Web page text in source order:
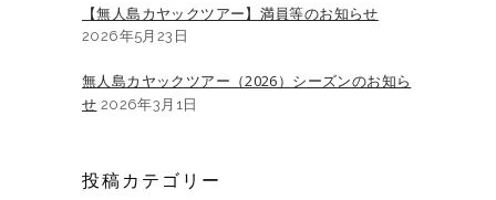
【無人島カヤックツアー】満員等のお知らせ
2026年5月23日
無人島カヤックツアー（2026）シーズンのお知ら
せ 2026年3月1日
投稿カテゴリー